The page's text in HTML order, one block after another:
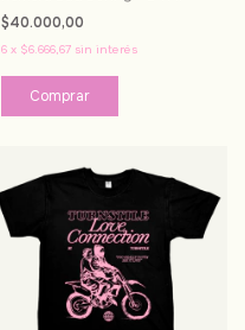
$40.000,00
6 x $6.666,67 sin interés
Comprar